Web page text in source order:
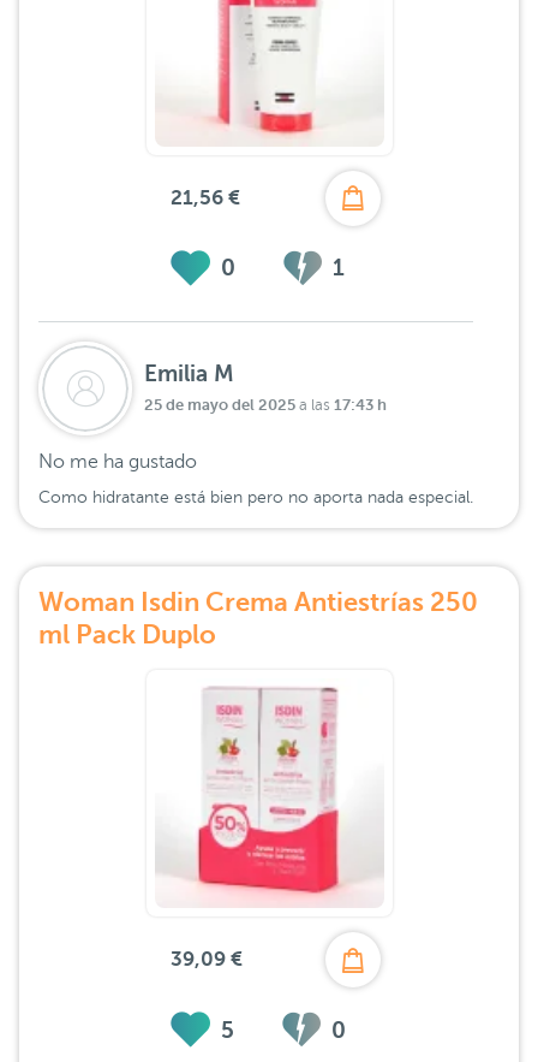
21,56 €
0 1
Emilia M
25 de mayo del 2025 a las 17:43 h
No me ha gustado
Como hidratante está bien pero no aporta nada especial.
Woman Isdin Crema Antiestrías 250
ml Pack Duplo
39,09 €
5 0